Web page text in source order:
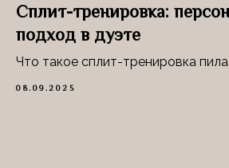
Сплит-тренировка:
подход в дуэте
Что такое сплит-тренировка
08.09.2025